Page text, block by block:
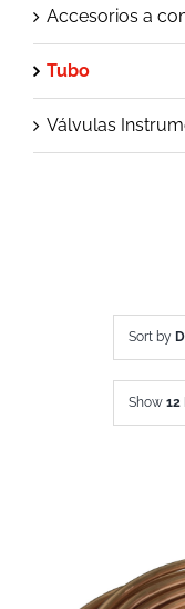
Sort by
Show 12
Accesorios a
Tubo
Válvulas